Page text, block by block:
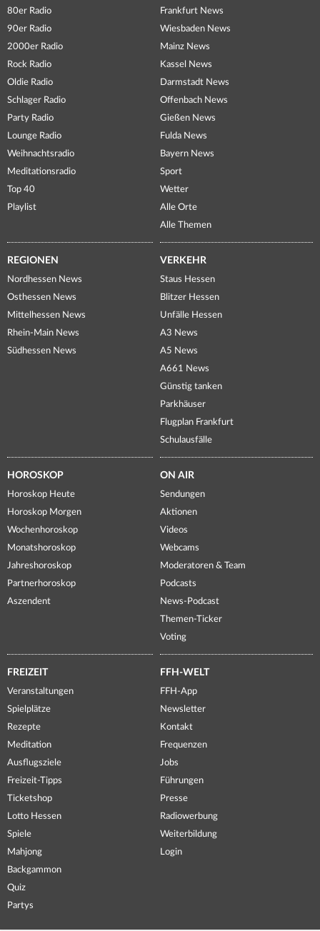
80er Radio
90er Radio
2000er Radio
Rock Radio
Oldie Radio
Schlager Radio
Party Radio
Lounge Radio
Weihnachtsradio
Meditationsradio
Top 40
Playlist
Frankfurt News
Wiesbaden News
Mainz News
Kassel News
Darmstadt News
Offenbach News
Gießen News
Fulda News
Bayern News
Sport
Wetter
Alle Orte
Alle Themen
REGIONEN
Nordhessen News
Osthessen News
Mittelhessen News
Rhein-Main News
Südhessen News
VERKEHR
Staus Hessen
Blitzer Hessen
Unfälle Hessen
A3 News
A5 News
A661 News
Günstig tanken
Parkhäuser
Flugplan Frankfurt
Schulausfälle
HOROSKOP
Horoskop Heute
Horoskop Morgen
Wochenhoroskop
Monatshoroskop
Jahreshoroskop
Partnerhoroskop
Aszendent
ON AIR
Sendungen
Aktionen
Videos
Webcams
Moderatoren & Team
Podcasts
News-Podcast
Themen-Ticker
Voting
FREIZEIT
Veranstaltungen
Spielplätze
Rezepte
Meditation
Ausflugsziele
Freizeit-Tipps
Ticketshop
Lotto Hessen
Spiele
Mahjong
Backgammon
Quiz
Partys
FFH-WELT
FFH-App
Newsletter
Kontakt
Frequenzen
Jobs
Führungen
Presse
Radiowerbung
Weiterbildung
Login